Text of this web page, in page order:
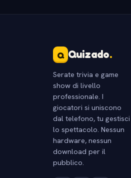
Q Quizado.
Serate trivia e game
show di livello
professionale. I
giocatori si uniscono
dal telefono, tu gestisci
lo spettacolo. Nessun
hardware, nessun
download per il
pubblico.